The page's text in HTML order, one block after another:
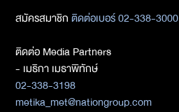
สมัครสมาชิกติดต่อเบอร์ 02-338-3000
ติดต่อ Media Partners
- เมธิกา เมธาพิทักษ์
02-338-3198
metika_met@nationgroup.com